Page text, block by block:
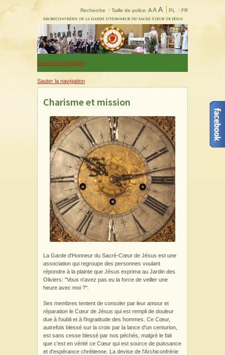
Recherche Taille de police: A A A PL FR
Sauter la navigation
Sauter la navigation
Charisme et mission
La Garde d'Honneur du Sacré-Cœur de Jésus est une
association qui regroupe des personnes voulant
répondre à la plainte que Jésus exprima au Jardin des
Oliviers: "Vous n'avez pas eu la force de veiller une
heure avec moi ?".
Ses membres tentent de consoler par leur amour et
réparation le Cœur de Jésus qui est rempli de douleur
due à l'oubli et à l'ingratitude des hommes. Ce Cœur,
autrefois blessé sur la croix par la lance d'un centurion,
est sans cesse blessé par nos péchés, malgré le fait
que c'est en vérité ce Cœur qui est source de puissance
et d'espérance chrétienne. La devise de l'Archiconfrérie